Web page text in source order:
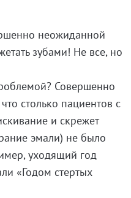
неожиданной
зубами! Не все, но
Совершенно
столько пациентов с
и скрежет
эмали) не было
уходящий год
«Годом стертых